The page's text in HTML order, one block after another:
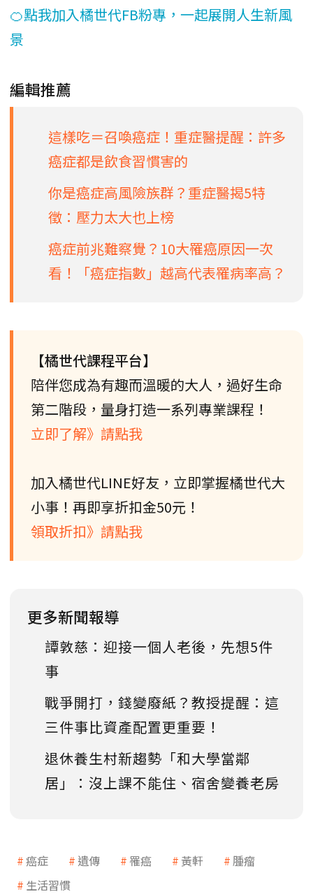
🍊點我加入橘世代FB粉專，一起展開人生新風
景
編輯推薦
這樣吃＝召喚癌症！重症醫提醒：許多
癌症都是飲食習慣害的
你是癌症高風險族群？重症醫揭5特
徵：壓力太大也上榜
癌症前兆難察覺？10大罹癌原因一次
看！「癌症指數」越高代表罹病率高？
【橘世代課程平台】
陪伴您成為有趣而溫暖的大人，過好生命
第二階段，量身打造一系列專業課程！
立即了解》請點我
加入橘世代LINE好友，立即掌握橘世代大
小事！再即享折扣金50元！
領取折扣》請點我
更多新聞報導
譚敦慈：迎接一個人老後，先想5件
事
戰爭開打，錢變廢紙？教授提醒：這
三件事比資產配置更重要！
退休養生村新趨勢「和大學當鄰
居」：沒上課不能住、宿舍變養老房
癌症 遺傳 罹癌 黃軒
腫瘤
生活習慣